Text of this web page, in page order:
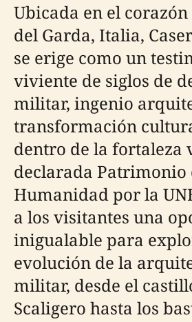
Ubicada en el
del Garda, Italia,
se erige como un
viviente de siglos de
militar, ingenio
transformación
dentro de la fortaleza
declarada Patrimonio
Humanidad por la
a los visitantes una
inigualable para
evolución de la
militar, desde el
Scaligero hasta los